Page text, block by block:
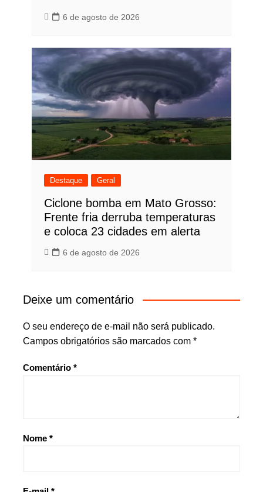
6 de agosto de 2026
Destaque Geral
Ciclone bomba em Mato Grosso:
Frente fria derruba temperaturas
e coloca 23 cidades em alerta
6 de agosto de 2026
Deixe um comentário
O seu endereço de e-mail não será publicado.
Campos obrigatórios são marcados com *
Comentário *
Nome *